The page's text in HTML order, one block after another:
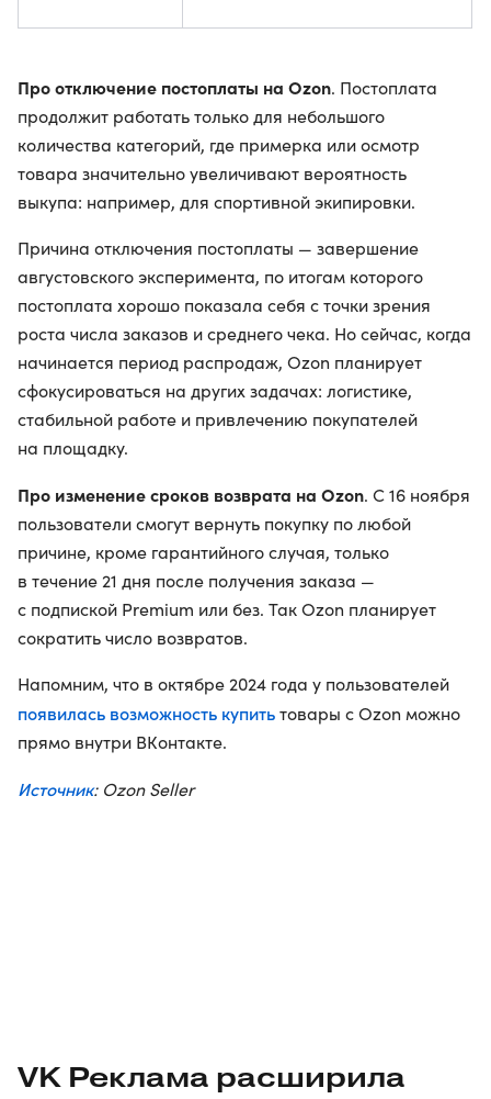
Про отключение постоплаты на Ozon. Постоплата
продолжит работать только для небольшого
количества категорий, где примерка или осмотр
товара значительно увеличивают вероятность
выкупа: например, для спортивной экипировки.
Причина отключения постоплаты — завершение
августовского эксперимента, по итогам которого
постоплата хорошо показала себя с точки зрения
роста числа заказов и среднего чека. Но сейчас, когда
начинается период распродаж, Ozon планирует
сфокусироваться на других задачах: логистике,
стабильной работе и привлечению покупателей
на площадку.
Про изменение сроков возврата на Ozon. С 16 ноября
пользователи смогут вернуть покупку по любой
причине, кроме гарантийного случая, только
в течение 21 дня после получения заказа —
с подпиской Premium или без. Так Ozon планирует
сократить число возвратов.
Напомним, что в октябре 2024 года у пользователей
появилась возможность купитьтовары с Ozon можно
прямо внутри ВКонтакте.
Источник: Ozon Seller
VK Реклама расширила